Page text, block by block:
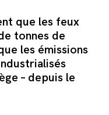
que les feux
tonnes de
les émissions
– depuis le